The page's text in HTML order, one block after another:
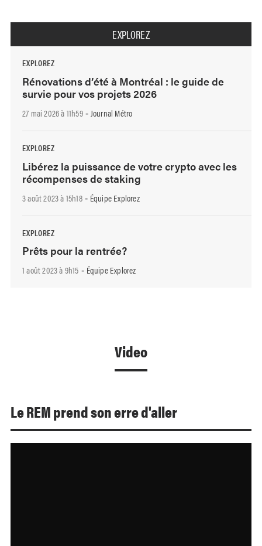
EXPLOREZ
EXPLOREZ
Rénovations d’été à Montréal : le guide de
survie pour vos projets 2026
27 mai 2026 à 11h59- Journal Métro
EXPLOREZ
Libérez la puissance de votre crypto avec les
récompenses de staking
3 août 2023 à 15h18- Équipe Explorez
EXPLOREZ
Prêts pour la rentrée?
1 août 2023 à 9h15 - Équipe Explorez
Video
Le REM prend son erre d'aller